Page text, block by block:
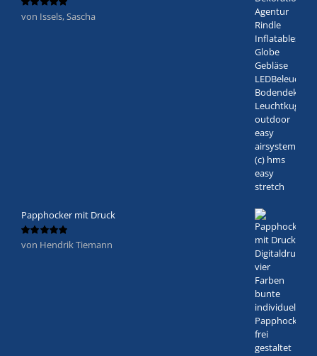
Bewertet
von Issels, Sascha
Papphocker mit Druck
Bewertet
von Hendrik Tiemann